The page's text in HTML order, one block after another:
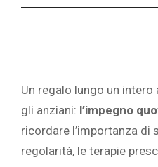
Un regalo lungo un
gli anziani: l’impegno
ricordare l’importanza di
regolarità, le terapie